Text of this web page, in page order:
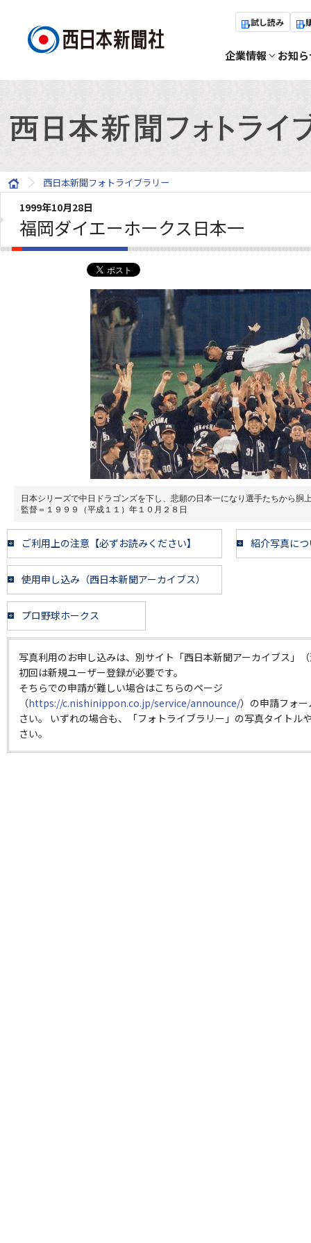
試し読み
企業情報 お知
西日本新聞フォトライブラリー
1999年10月28日
福岡ダイエーホークス日本一
日本シリーズで中日ドラゴンズを下し、悲願の日本一になり選手たちから胴
監督＝１９９９（平成１１）年１０月２８日
ご利用上の注意【必ずお読みください】 紹介写真に
使用申し込み（西日本新聞アーカイブス）
プロ野球ホークス
写真利用のお申し込みは、別サイト「西日本新聞アーカイブス」
初回は新規ユーザー登録が必要です。
そちらでの申請が難しい場合はこちらのページ
（https://c.nishinippon.co.jp/service/announce/）の申請フォ
さい。 いずれの場合も、「フォトライブラリー」の写真タイトル
さい。